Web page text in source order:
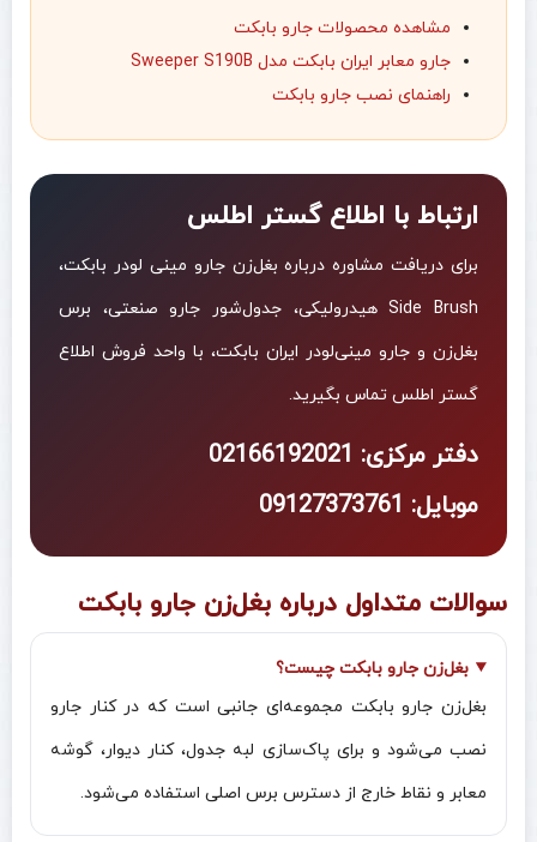
مشاهده محصولات جارو بابکت
جارو معابر ایران بابکت مدل Sweeper S190B
راهنمای نصب جارو بابکت
ارتباط با اطلاع گستر اطلس
برای دریافت مشاوره درباره بغل‌زن جارو مینی‌ لودر بابکت،
Side Brush هیدرولیکی، جدول‌شور جارو صنعتی، برس
بغل‌زن و جارو مینی‌لودر ایران بابکت، با واحد فروش اطلاع
گستر اطلس تماس بگیرید.
دفتر مرکزی: 02166192021
موبایل: 09127373761
سوالات متداول درباره بغل‌زن جارو بابکت
بغل‌زن جارو بابکت چیست؟
بغل‌زن جارو بابکت مجموعه‌ای جانبی است که در کنار جارو
نصب می‌شود و برای پاک‌سازی لبه جدول، کنار دیوار، گوشه
معابر و نقاط خارج از دسترس برس اصلی استفاده می‌شود.